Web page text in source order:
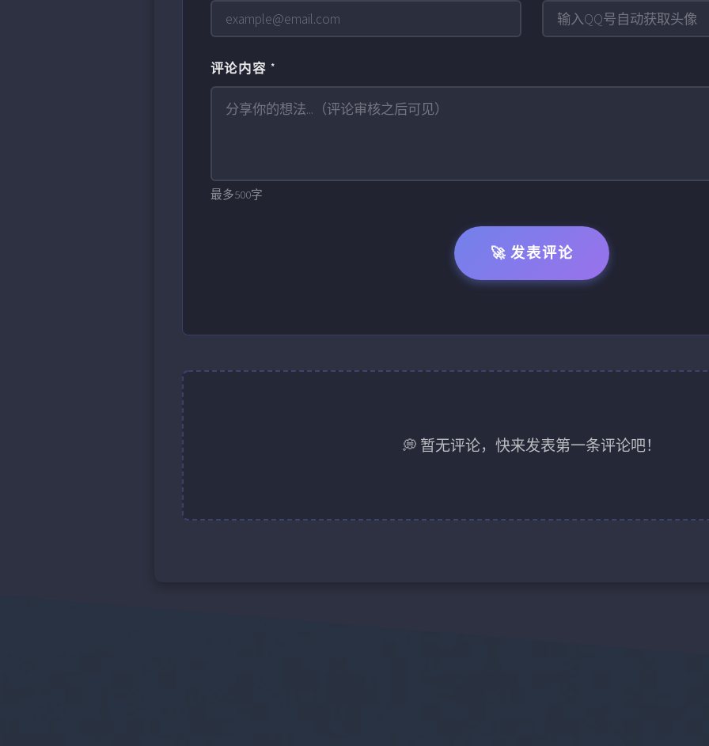
评论内容 *
最多500字
🚀 发表评论
💭 暂无评论，快来发表第一条评论吧！